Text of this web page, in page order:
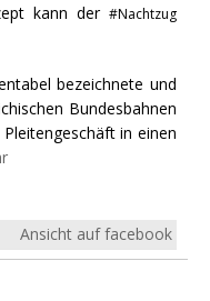
kann der #Nachtzug
bezeichnete und
Bundesbahnen
in einen
Ansicht auf facebook